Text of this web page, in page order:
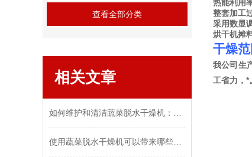
查看全部分类
相关文章
热能利用
整套加工
采用数显
烘干机摊
干燥范
我公司生
工省力，*